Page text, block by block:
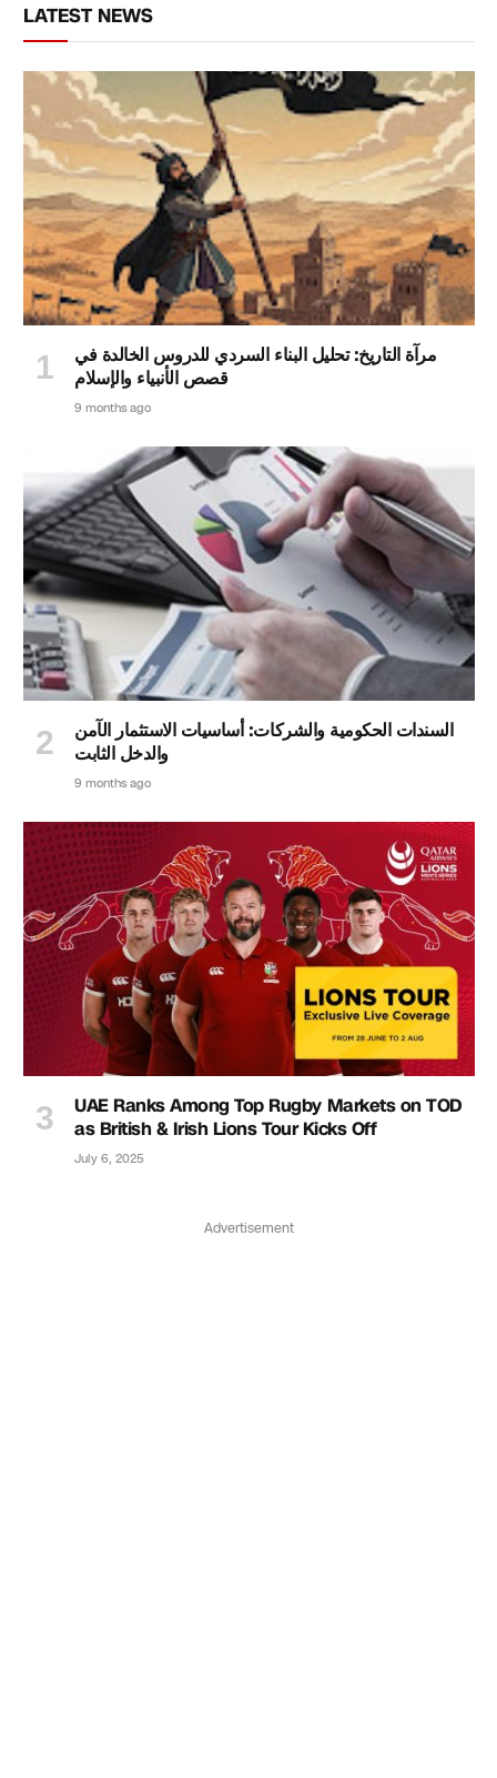
LATEST NEWS
مرآة التاريخ: تحليل البناء السردي للدروس الخالدة في
قصص الأنبياء والإسلام
9 months ago
السندات الحكومية والشركات: أساسيات الاستثمار الآمن
والدخل الثابت
9 months ago
UAE Ranks Among Top Rugby Markets on TOD
as British & Irish Lions Tour Kicks Off
July 6, 2025
Advertisement